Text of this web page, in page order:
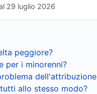
29 luglio 2026
peggiore?
per i minorenni?
dell'attribuzione
allo stesso modo?